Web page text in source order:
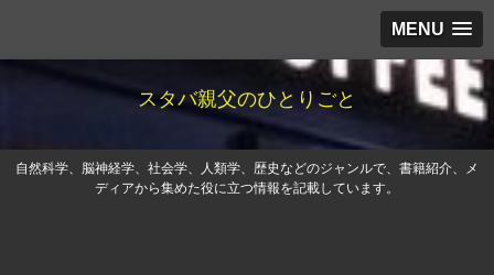
MENU
スタバ親父のひとりごと
自然科学、脳神経学、社会学、人類学、歴史などのジャンルで、書籍紹介、メ
ディアから集めた役に立つ情報を記載しています。